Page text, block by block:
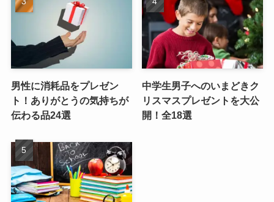
男性に消耗品をプレゼン
ト！ありがとうの気持ちが
伝わる品24選
中学生男子へのいまどきク
リスマスプレゼントを大公
開！全18選